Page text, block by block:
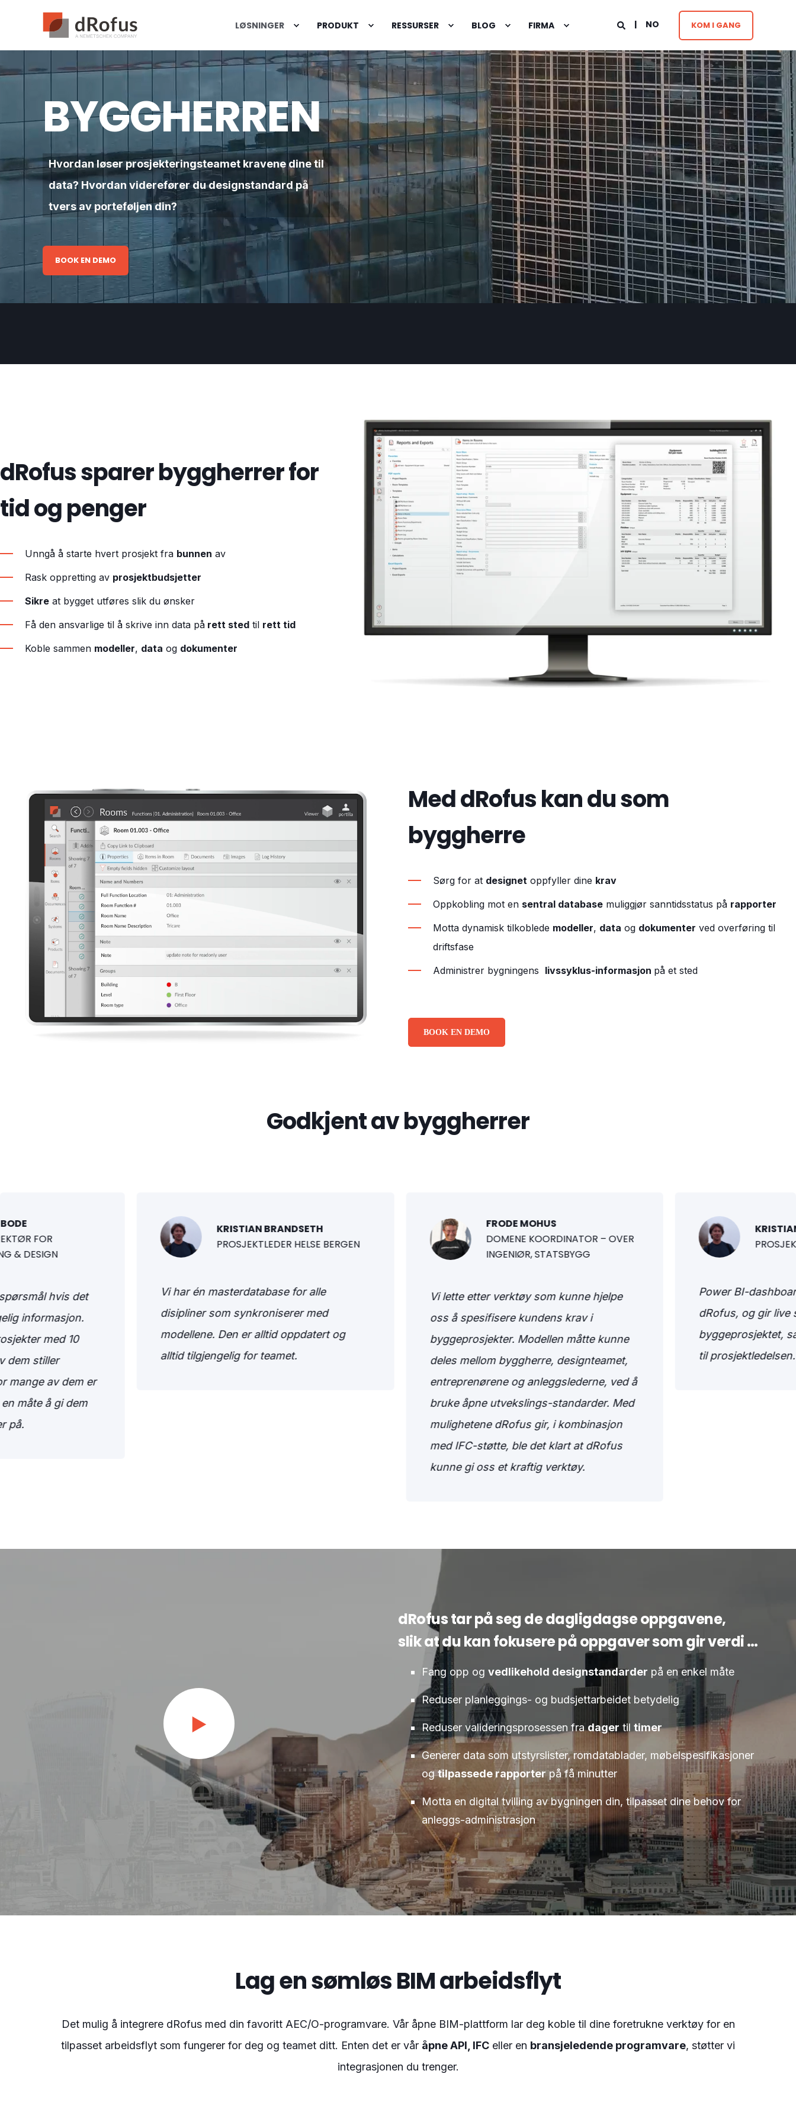
LØSNINGER PRODUKT RESSURSER BLOG FIRMA NO KOM I GANG
BYGGHERREN
Hvordan løser prosjekteringsteamet kravene dine til
data? Hvordan viderefører du designstandard på
tvers av porteføljen din?
BOOK EN DEMO
dRofus sparer byggherrer for
tid og penger
Unngå å starte hvert prosjekt fra bunnen av
Rask oppretting av prosjektbudsjetter
Sikre at bygget utføres slik du ønsker
Få den ansvarlige til å skrive inn data på rett sted til rett tid
Koble sammen modeller, data og dokumenter
Med dRofus kan du som
byggherre
Sørg for at designet oppfyller dine krav
Oppkobling mot en sentral databasemuliggjør sanntidsstatus på rapporter
Motta dynamisk tilkoblede modeller, data og dokumenter ved overføring til
driftsfase
Administrer bygningens livssyklus-informasjon på et sted
BOOK EN DEMO
Godkjent av byggherrer
FOR
& DESIGN
hvis det
informasjon.
med 10
dem stiller
mange av dem er
måte å gi dem
på.
KRISTIAN BRANDSETH
PROSJEKTLEDER HELSE BERGEN
Vi har én masterdatabase for alle
disipliner som synkroniserer med
modellene. Den er alltid oppdatert og
alltid tilgjengelig for teamet.
FRODE MOHUS
DOMENE KOORDINATOR – OVER
INGENIØR, STATSBYGG
Vi lette etter verktøy som kunne hjelpe
oss å spesifisere kundens krav i
byggeprosjekter. Modellen måtte kunne
deles mellom byggherre, designteamet,
entreprenørene og anleggslederne, ved å
bruke åpne utvekslings-standarder. Med
mulighetene dRofus gir, i kombinasjon
med IFC-støtte, ble det klart at dRofus
kunne gi oss et kraftig verktøy.
Power BI-
dRofus, og gir live
byggeprosjektet,
til prosjektledelsen.
dRofus tar på seg de dagligdagse oppgavene,
slik at du kan fokusere på oppgaver som gir verdi …
Fang opp og vedlikehold designstandarder på en enkel måte
Reduser planleggings- og budsjettarbeidet betydelig
Reduser valideringsprosessen fradager til timer
Generer data som utstyrslister, romdatablader, møbelspesifikasjoner
ogtilpassede rapporterpå få minutter
Motta en digital tvilling av bygningen din, tilpasset dine behov for
anleggs-administrasjon
Lag en sømløs BIM arbeidsflyt
Det mulig å integrere dRofus med din favoritt AEC/O-programvare. Vår åpne BIM-plattform lar deg koble til dine foretrukne verktøy for en
tilpasset arbeidsflyt som fungerer for deg og teamet ditt. Enten det er vår åpne API, IFC eller en bransjeledende programvare, støtter vi
integrasjonen du trenger.